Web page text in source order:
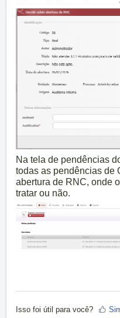
Na tela de pendências
todas as pendências de
abertura de RNC, onde
tratar ou não.
Isso foi útil para você?